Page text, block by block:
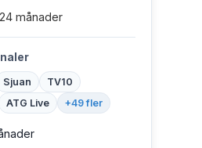
24 månader
Sjuan
TV10
ATG Live +49 fler